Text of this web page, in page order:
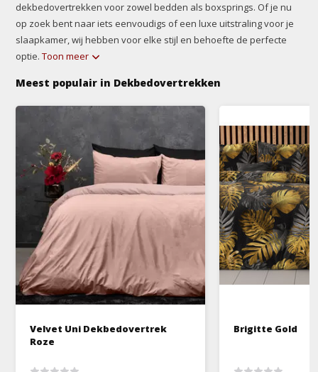
dekbedovertrekken voor zowel bedden als boxsprings. Of je nu
op zoek bent naar iets eenvoudigs of een luxe uitstraling voor je
slaapkamer, wij hebben voor elke stijl en behoefte de perfecte
optie.Toon meer
Meest populair in Dekbedovertrekken
Velvet Uni Dekbedovertrek
Roze
Brigitte Gold